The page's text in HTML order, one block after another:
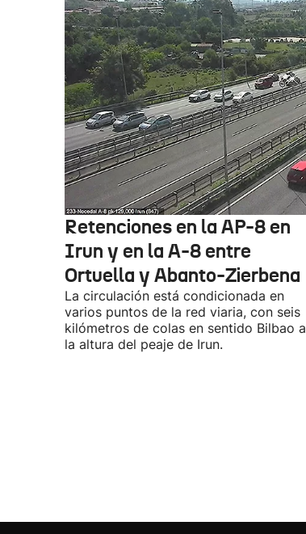
Retenciones en la AP-8 en
Irun y en la A-8 entre
Ortuella y Abanto-Zierbena
La circulación está condicionada en
varios puntos de la red viaria, con seis
kilómetros de colas en sentido Bilbao a
la altura del peaje de Irun.